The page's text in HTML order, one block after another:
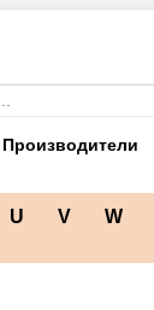
Производители
U V W